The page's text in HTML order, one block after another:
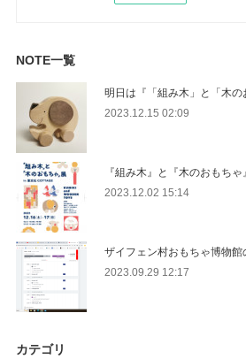
NOTE一覧
明日は『「組み木」と「木の
2023.12.15 02:09
『組み木』と『木のおもちゃ
2023.12.02 15:14
ザイフェン村おもちゃ博物館
2023.09.29 12:17
カテゴリ